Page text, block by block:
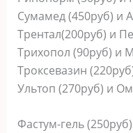
Сумамед (450руб) и
Трентал(200руб) и
Трихопол (90руб) и
Троксевазин
Ультоп (270руб) и
Фастум-гель